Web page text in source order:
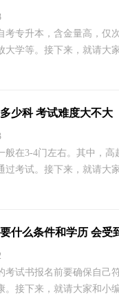
考专升本，含金量高，
大学等。接下来，就请大
少科 考试难度大不大
般在3-4门左右。其中，
过考试。接下来，就请大
什么条件和学历 会受
考试书报名前要确保自
。接下来，就请大家和小